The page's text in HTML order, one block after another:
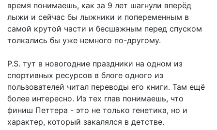
время понимаешь, как за 9 лет шагнули вперёд
лыжи и сейчас бы лыжники и попеременным в
самой крутой части и бесшажным перед спуском
толкались бы уже немного по-другому.
P.S. тут в новогодние праздники на одном из
спортивных ресурсов в блоге одного из
пользователей читал переводы его книги. Там ещё
более интересно. Из тех глав понимаешь, что
финиш Петтера - это не только генетика, но и
характер, который закалялся в детстве.